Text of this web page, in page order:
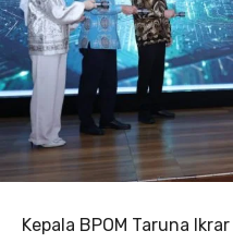
Kepala BPOM Taruna